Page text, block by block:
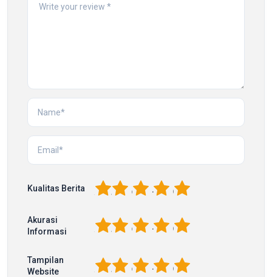
Kualitas Berita 5
4
3
2
Akurasi
Informasi
5
4
3
2
Tampilan
Website
5
4
3
2